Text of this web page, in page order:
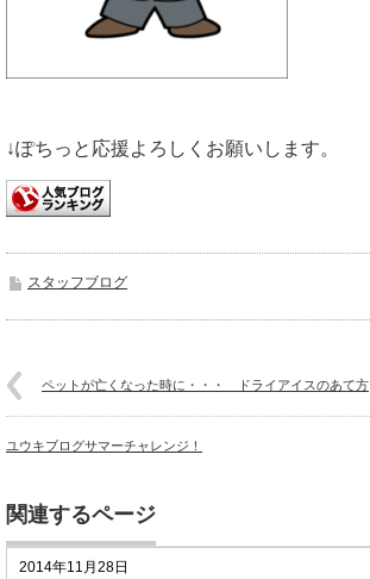
↓ぽちっと応援よろしくお願いします。
スタッフブログ
ペットが亡くなった時に・・・ ドライアイスのあて方
ユウキブログサマーチャレンジ！
関連するページ
2014年11月28日